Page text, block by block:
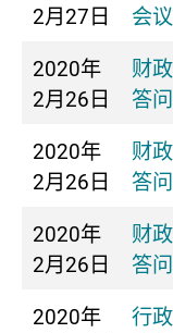
2月27日
会
2020年
2月26日
财
答
2020年
2月26日
财
答
2020年
2月26日
财
答
2020年
行